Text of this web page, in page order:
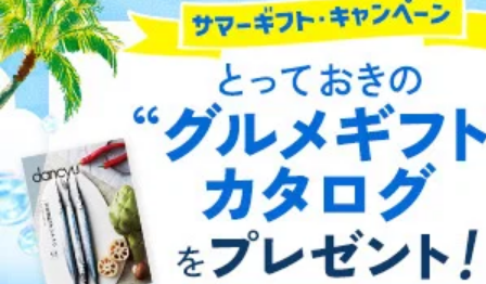
トカード決済などの決済代行・料金回収会社、広
告配信サービス会社
提供先：出版社、出版物発売元、卸売会社、販売
店など商品の供給者、梱包会社、配送会社、新聞
販売店などの梱包・配送・配達会社
４．開示対象個人情報の「開示」「訂正」等の請求につ
いて
当社は、本人から、開示対象個人情報について利用目的
の通知を求められた場合には、遅滞なくこれに応じま
す。ただし、以下①～④のいずれかに該当する場合は、
利用目的の通知を行なうことはできません。そのとき
は、本人に遅滞無くその旨を通知するとともに、理由を
総合案内
アフィリエイト 採用情報
プレスリリース お問い合わせ
利用規約プライバシーポリシー 特定商取引法に基づく表示
出版社の皆様へ
投資家の皆様へサイトマップ